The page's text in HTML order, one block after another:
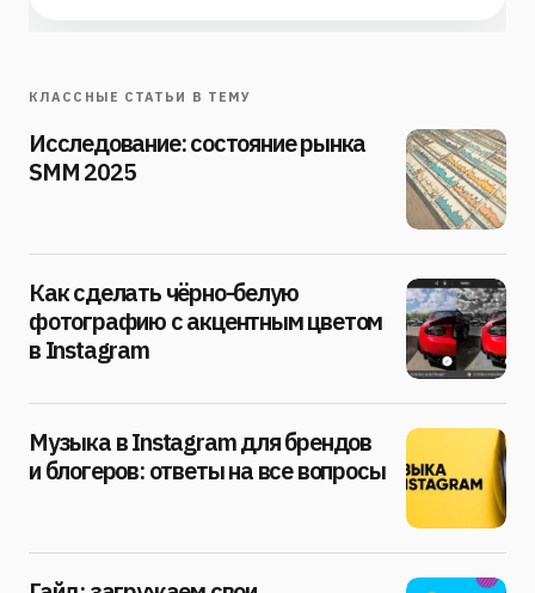
КЛАССНЫЕ СТАТЬИ В ТЕМУ
Исследование: состояние рынка
SMM 2025
Как сделать чёрно-белую
фотографию с акцентным цветом
в Instagram
Музыка в Instagram для брендов
и блогеров: ответы на все вопросы